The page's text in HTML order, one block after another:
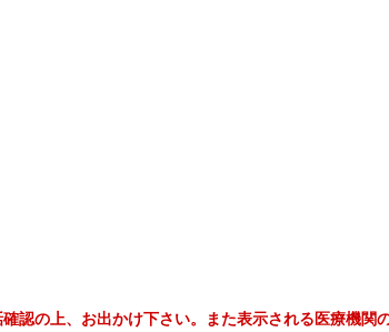
認の上、お出かけ下さい。また表示される医療機関